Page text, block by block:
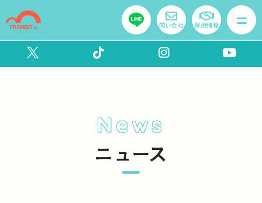
問い合せ 採用情報
News
ニュース